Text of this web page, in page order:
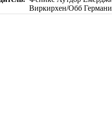
Виркирхен/Обб